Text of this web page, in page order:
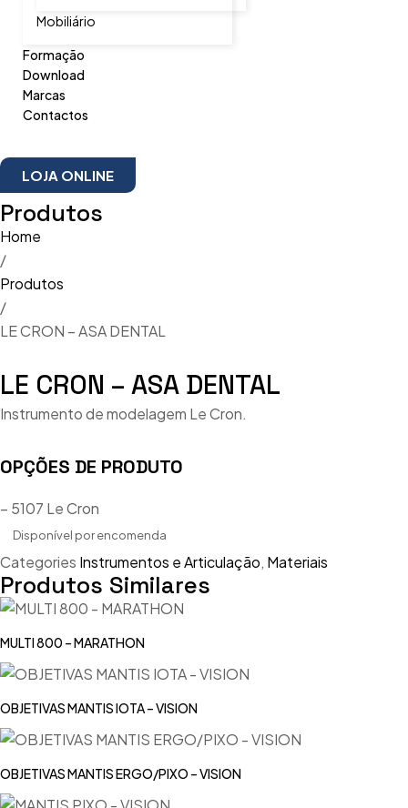
Mobiliário
Formação
Download
Marcas
Contactos
LOJA ONLINE
Produtos
Home
/
Produtos
/
LE CRON – ASA DENTAL
LE CRON – ASA DENTAL
Instrumento de modelagem Le Cron.
OPÇÕES DE PRODUTO
– 5107 Le Cron
Disponível por encomenda
Categories Instrumentos e Articulação, Materiais
Produtos Similares
MULTI 800 – MARATHON
OBJETIVAS MANTIS IOTA – VISION
OBJETIVAS MANTIS ERGO/PIXO – VISION